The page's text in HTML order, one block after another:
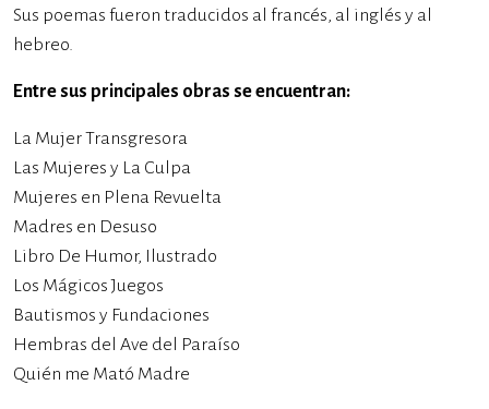
Sus poemas fueron traducidos al francés, al inglés y al
hebreo.
Entre sus principales obras se encuentran:
La Mujer Transgresora
Las Mujeres y La Culpa
Mujeres en Plena Revuelta
Madres en Desuso
Libro De Humor, Ilustrado
Los Mágicos Juegos
Bautismos y Fundaciones
Hembras del Ave del Paraíso
Quién me Mató Madre